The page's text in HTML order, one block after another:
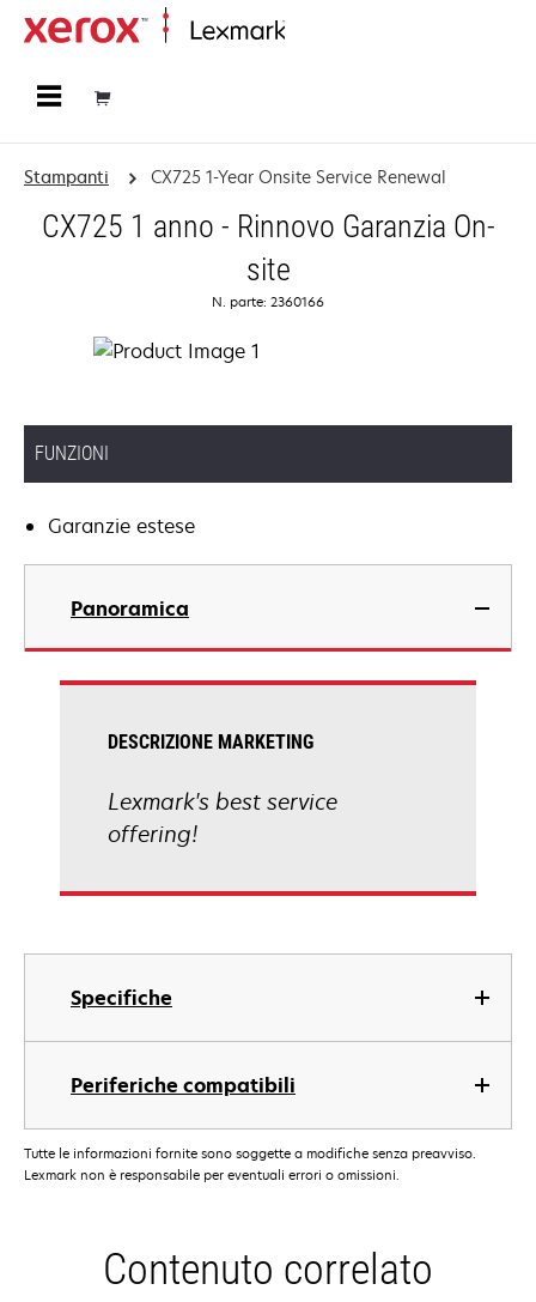
Stampanti CX725 1-Year Onsite Service Renewal
CX725 1 anno - Rinnovo Garanzia On-
site
N. parte: 2360166
FUNZIONI
Garanzie estese
Panoramica
Specifiche
Periferiche compatibili
DESCRIZIONE MARKETING
Lexmark's best service
offering!
Tutte le informazioni fornite sono soggette a modifiche senza preavviso.
Lexmark non è responsabile per eventuali errori o omissioni.
Contenuto correlato